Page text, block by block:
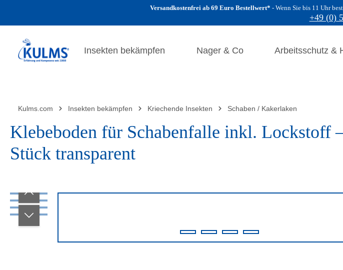
Versandkostenfrei ab 69 Euro Bestellwert* Wenn Sie bis 11 Uhr
+49 (0)
Insekten bekämpfen Nager & Co Arbeitsschutz &
Kulms.com Insekten bekämpfen Kriechende Insekten Schaben / Kakerlaken
Klebeboden für Schabenfalle inkl. Lockstoff
Stück transparent
Bildergalerie überspringen